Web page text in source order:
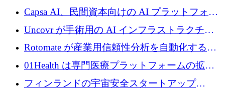
ブ ロボティクス プラットフォームを拡張する
ためにシリーズ C で最大 14 億ドルを確保
Capsa AI、民間資本向けの AI プラットフォー
ムを拡大するために 1,800 万ドルを調達
Uncovr が手術用の AI インフラストラクチャ
を構築するために 700 万ドルを調達
Rotomate が産業用信頼性分析を自動化するた
めに 210 万ユーロを調達
01Health は専門医療プラットフォームの拡大
に 1,500 万ドルを確保
フィンランドの宇宙安全スタートアップ